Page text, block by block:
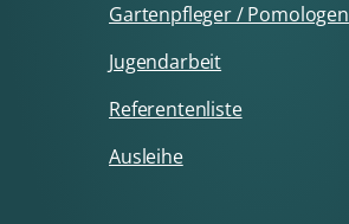
Gartenpfleger / Pomologen
Jugendarbeit
Referentenliste
Ausleihe